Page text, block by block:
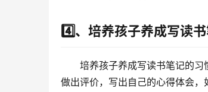
4️⃣、培养孩子养成写读书
培养孩子养成写读书笔记的
做出评价，写出自己的心得体会